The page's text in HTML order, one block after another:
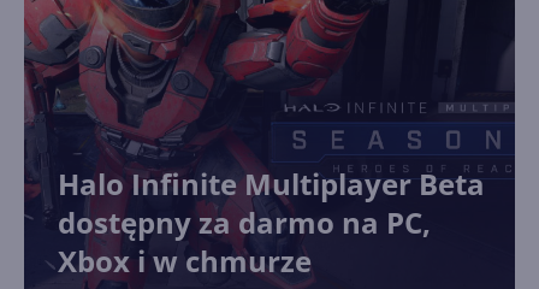
Halo Infinite Multiplayer Beta
dostępny za darmo na PC,
Xbox i w chmurze